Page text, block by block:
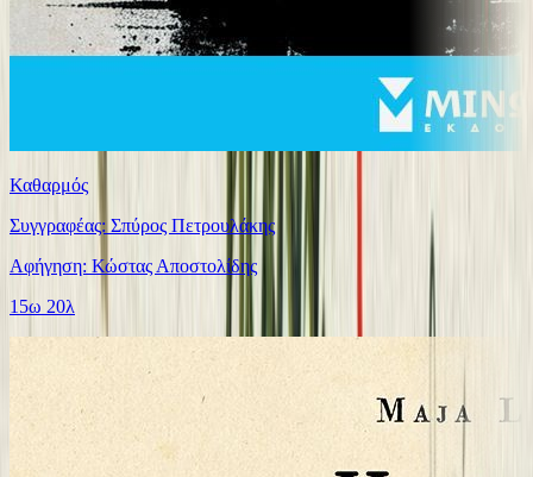
Καθαρμός
Συγγραφέας: Σπύρος Πετρουλάκης
Αφήγηση: Κώστας Αποστολίδης
15ω 20λ